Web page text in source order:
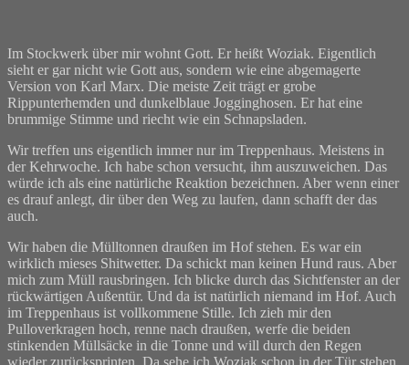
Im Stockwerk über mir wohnt Gott. Er heißt Woziak. Eigentlich
sieht er gar nicht wie Gott aus, sondern wie eine abgemagerte
Version von Karl Marx. Die meiste Zeit trägt er grobe
Rippunterhemden und dunkelblaue Jogginghosen. Er hat eine
brummige Stimme und riecht wie ein Schnapsladen.
Wir treffen uns eigentlich immer nur im Treppenhaus. Meistens in
der Kehrwoche. Ich habe schon versucht, ihm auszuweichen. Das
würde ich als eine natürliche Reaktion bezeichnen. Aber wenn einer
es drauf anlegt, dir über den Weg zu laufen, dann schafft der das
auch.
Wir haben die Mülltonnen draußen im Hof stehen. Es war ein
wirklich mieses Shitwetter. Da schickt man keinen Hund raus. Aber
mich zum Müll rausbringen. Ich blicke durch das Sichtfenster an der
rückwärtigen Außentür. Und da ist natürlich niemand im Hof. Auch
im Treppenhaus ist vollkommene Stille. Ich zieh mir den
Pulloverkragen hoch, renne nach draußen, werfe die beiden
stinkenden Müllsäcke in die Tonne und will durch den Regen
wieder zurücksprinten. Da sehe ich Woziak schon in der Tür stehen.